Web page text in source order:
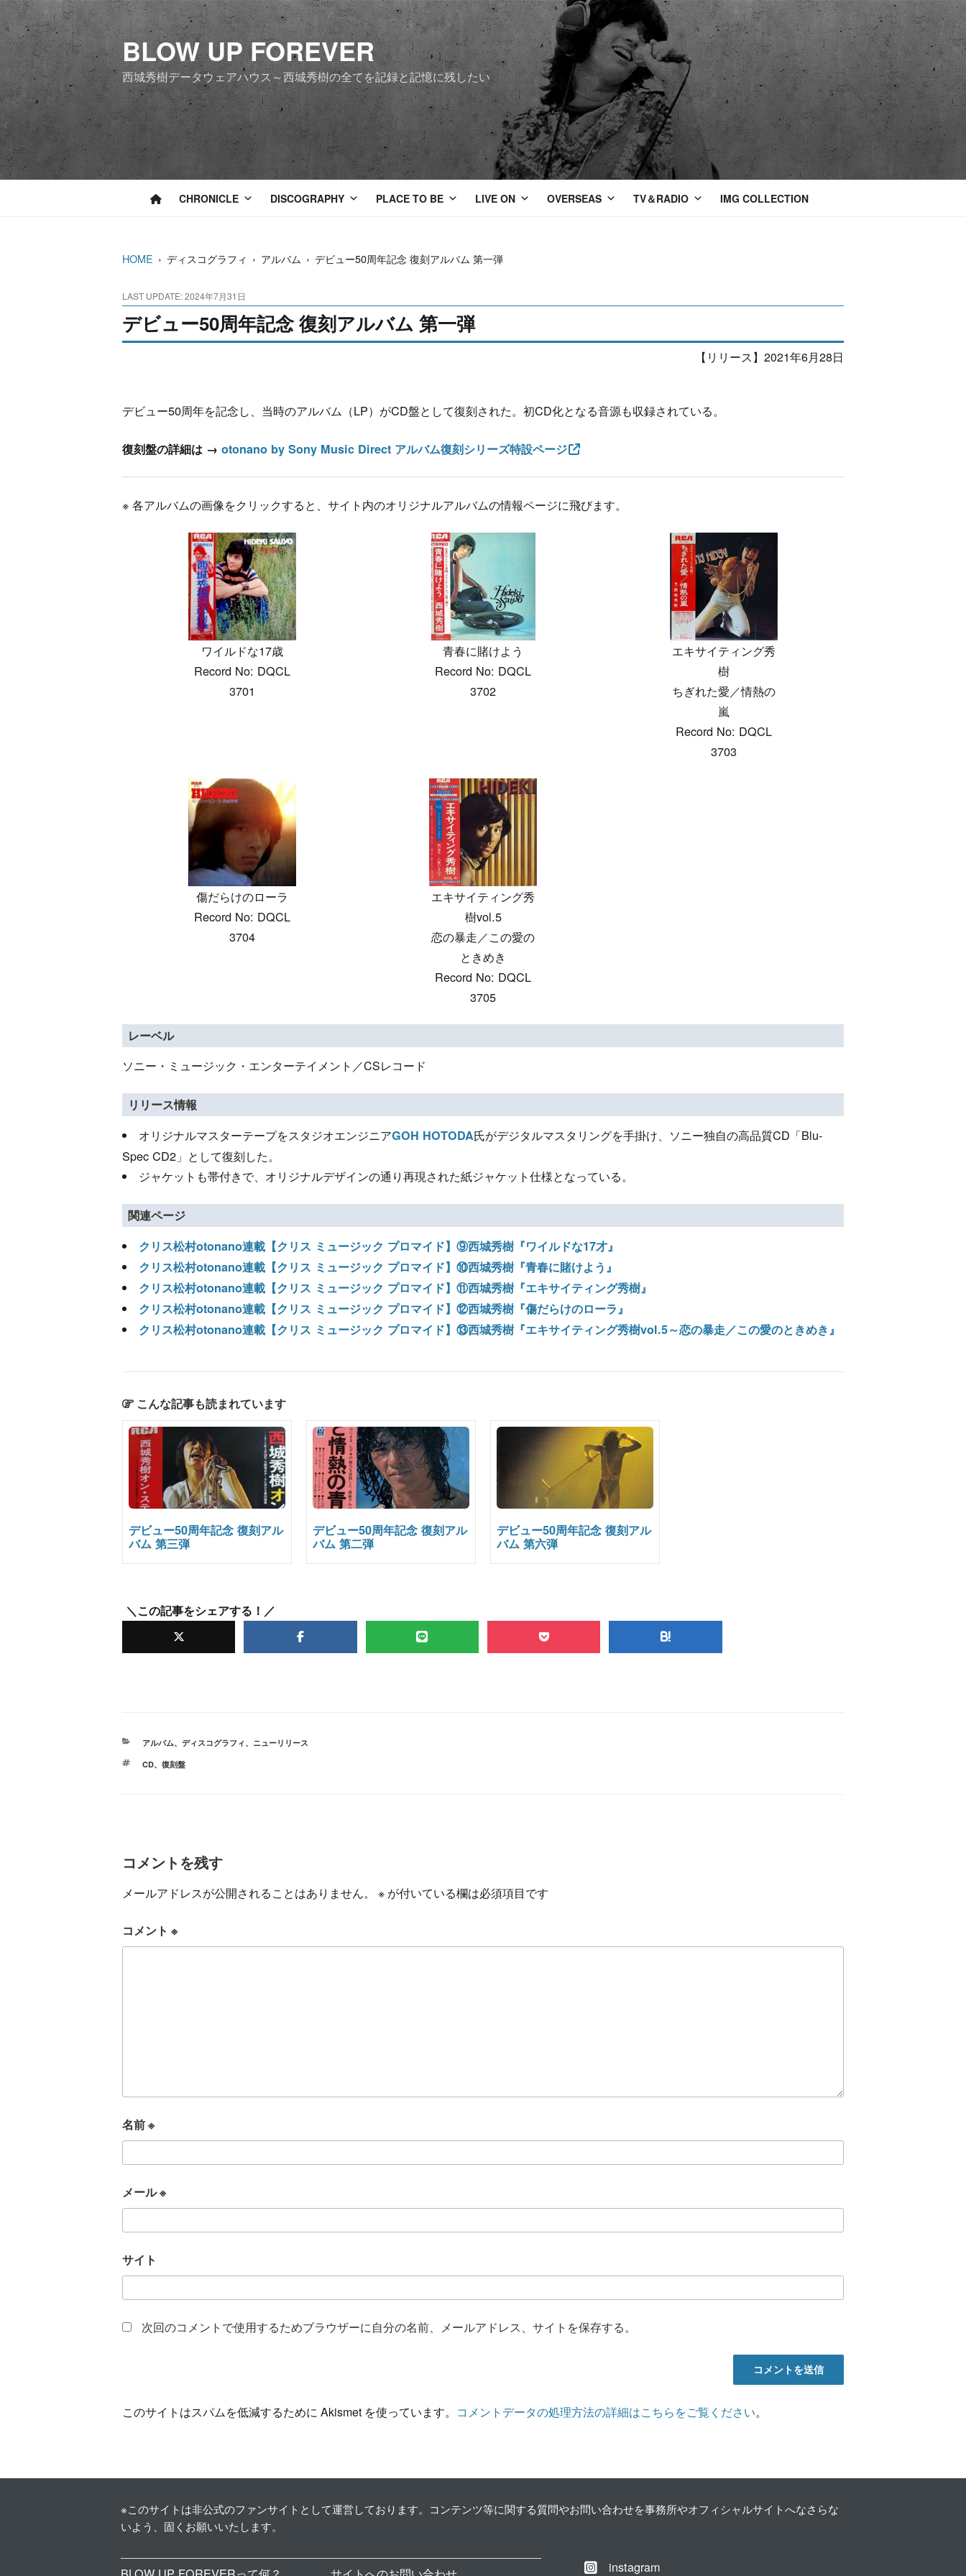
ン
テ
ツ
へ
ス
キ
ッ
BLOW UP FOREVER
西城秀樹データウェアハウス～西城秀樹の全てを記録と記憶に残したい
CHRONICLE DISCOGRAPHY PLACE TO BE LIVE ON OVERSEAS TV＆RADIO IMG COLLECTION
HOME › ディスコグラフィ › アルバム › デビュー50周年記念 復刻アルバム 第一弾
LAST UPDATE: 2024年7月31日
デビュー50周年記念 復刻アルバム 第一弾
【リリース】2021年6月28日
デビュー50周年を記念し、当時のアルバム（LP）がCD盤として復刻された。初CD化となる音源も収録されている。
復刻盤の詳細は → otonano by Sony Music Direct アルバム復刻シリーズ特設ページ
※ 各アルバムの画像をクリックすると、サイト内のオリジナルアルバムの情報ページに飛びます。
ワイルドな17歳
Record No: DQCL
3701
青春に賭けよう
Record No: DQCL
3702
エキサイティング秀
樹
ちぎれた愛／情熱の
嵐
Record No: DQCL
3703
傷だらけのローラ
Record No: DQCL
3704
エキサイティング秀
樹vol.5
恋の暴走／この愛の
ときめき
Record No: DQCL
3705
レーベル
ソニー・ミュージック・エンターテイメント／CSレコード
リリース情報
オリジナルマスターテープをスタジオエンジニアGOH HOTODA氏がデジタルマスタリングを手掛け、ソニー独自の高品質CD「Blu-
Spec CD2」として復刻した。
ジャケットも帯付きで、オリジナルデザインの通り再現された紙ジャケット仕様となっている。
関連ページ
クリス松村otonano連載【クリス ミュージック プロマイド】⑨西城秀樹『ワイルドな17才』
クリス松村otonano連載【クリス ミュージック プロマイド】⑩西城秀樹『青春に賭けよう』
クリス松村otonano連載【クリス ミュージック プロマイド】⑪西城秀樹『エキサイティング秀樹』
クリス松村otonano連載【クリス ミュージック プロマイド】⑫西城秀樹『傷だらけのローラ』
クリス松村otonano連載【クリス ミュージック プロマイド】⑬西城秀樹『エキサイティング秀樹vol.5～恋の暴走／この愛のときめき』
こんな記事も読まれています
デビュー50周年記念 復刻アル
バム 第三弾
デビュー50周年記念 復刻アル
バム 第二弾
デビュー50周年記念 復刻アル
バム 第六弾
＼この記事をシェアする！／
カ
ゴ
アルバム、 ディスコグラフィ、 ニューリリース
タ
CD、 復刻盤
コメントを残す
メールアドレスが公開されることはありません。 ※ が付いている欄は必須項目です
コメント ※
名前※
メール※
サイト
次回のコメントで使用するためブラウザーに自分の名前、メールアドレス、サイトを保存する。
このサイトはスパムを低減するために Akismet を使っています。 コメントデータの処理方法の詳細はこちらをご覧ください。
※このサイトは非公式のファンサイトとして運営しております。コンテンツ等に関する質問やお問い合わせを事務所やオフィシャルサイトへなさらな
いよう、固くお願いいたします。
instagram